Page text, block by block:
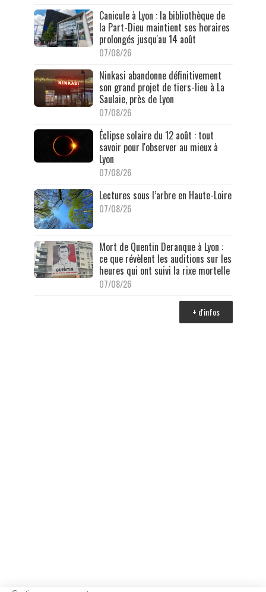
Canicule à Lyon : la bibliothèque de
la Part-Dieu maintient ses horaires
prolongés jusqu'au 14 août
07/08/26
Ninkasi abandonne définitivement
son grand projet de tiers-lieu à La
Saulaie, près de Lyon
07/08/26
Éclipse solaire du 12 août : tout
savoir pour l'observer au mieux à
Lyon
07/08/26
Lectures sous l’arbre en Haute-Loire
07/08/26
Mort de Quentin Deranque à Lyon :
ce que révèlent les auditions sur les
heures qui ont suivi la rixe mortelle
07/08/26
+ d'infos